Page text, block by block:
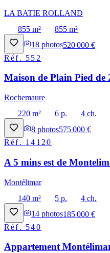
LA BATIE ROLLAND
855 m²
855 m²
18 photos520 000 €
Réf. 552
Maison de Plain Pied de
Rochemaure
220 m²
6 p. 4 ch.
8 photos575 000 €
Réf. 14120
A 5 mins est de
Montélimar
140 m²
5 p. 4 ch.
14 photos185 000 €
Réf. 540
Appartement